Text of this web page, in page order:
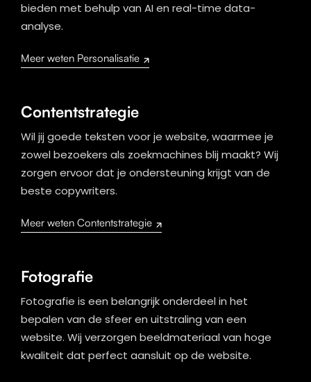
bieden met behulp van AI en real-time data-
analyse.
Meer weten Personalisatie
Contentstrategie
Wil jij goede teksten voor je website, waarmee je
zowel bezoekers als zoekmachines blij maakt? Wij
zorgen ervoor dat je ondersteuning krijgt van de
beste copywriters.
Meer weten Contentstrategie
Fotografie
Fotografie is een belangrijk onderdeel in het
bepalen van de sfeer en uitstraling van een
website. Wij verzorgen beeldmateriaal van hoge
kwaliteit dat perfect aansluit op de website.